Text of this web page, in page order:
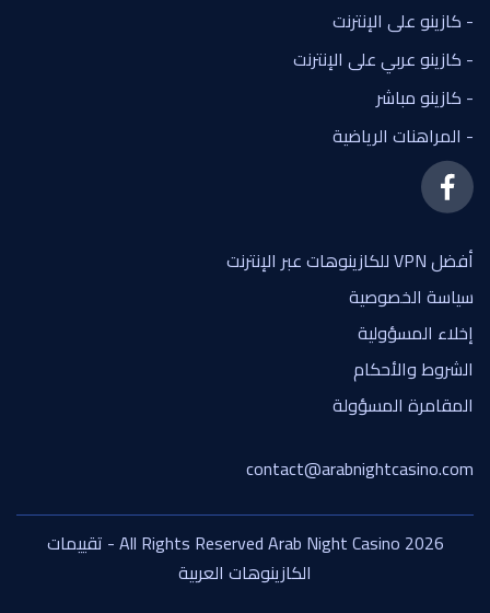
- كازينو على الإنترنت
- كازينو عربي على الإنترنت
- كازينو مباشر
- المراهنات الرياضية
أفضل VPN للكازينوهات عبر الإنترنت
سياسة الخصوصية
إخلاء المسؤولية
الشروط والأحكام
المقامرة المسؤولة
contact@arabnightcasino.com
All Rights Reserved Arab Night Casino 2026 - تقييمات
الكازينوهات العربية